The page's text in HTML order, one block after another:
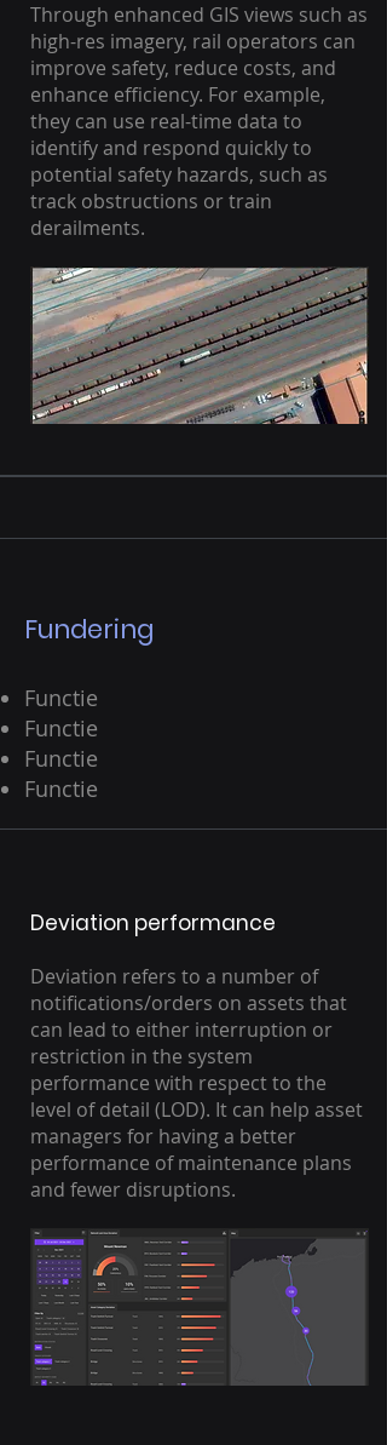
Through enhanced GIS views such as
high-res imagery, rail operators can
improve safety, reduce costs, and
enhance efficiency. For example,
they can use real-time data to
identify and respond quickly to
potential safety hazards, such as
track obstructions or train
derailments.
Fundering
Functie
Functie
Functie
Functie
Deviation performance
Deviation refers to a number of
notifications/orders on assets that
can lead to either interruption or
restriction in the system
performance with respect to the
level of detail (LOD). It can help asset
managers for having a better
performance of maintenance plans
and fewer disruptions.